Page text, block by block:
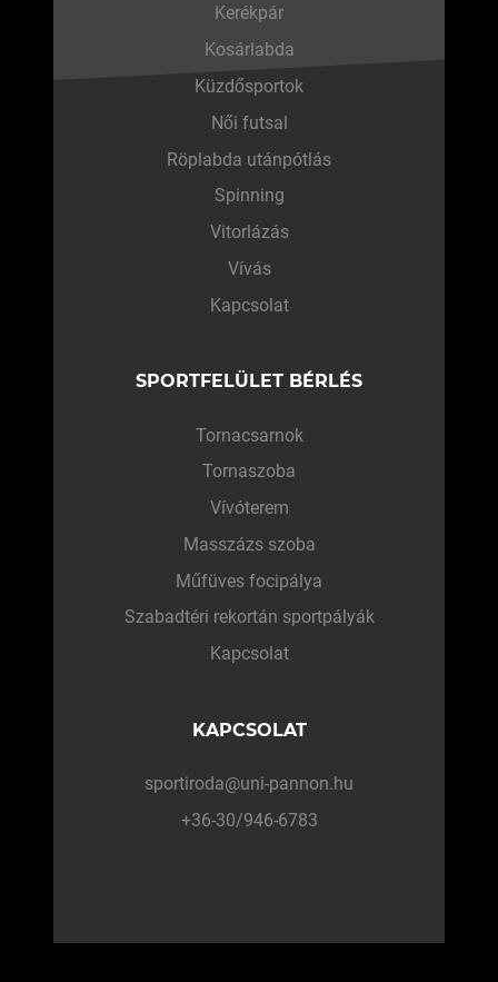
Kerékpár
Kosárlabda
Küzdősportok
Női futsal
Röplabda utánpótlás
Spinning
Vitorlázás
Vívás
Kapcsolat
SPORTFELÜLET BÉRLÉS
Tornacsarnok
Tornaszoba
Vívóterem
Masszázs szoba
Műfüves focipálya
Szabadtéri rekortán sportpályák
Kapcsolat
KAPCSOLAT
sportiroda@uni-pannon.hu
+36-30/946-6783